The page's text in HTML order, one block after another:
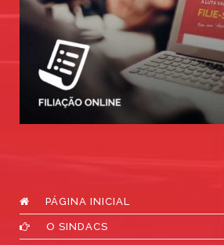
PÁGINA INICIAL
O SINDACS